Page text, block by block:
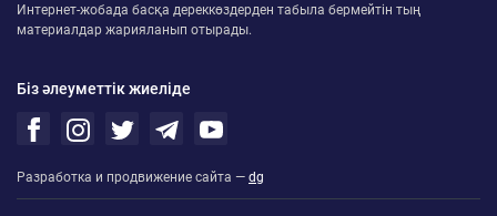
Интернет-жобада басқа дереккөздерден табыла бермейтін тың
материалдар жарияланып отырады.
Біз әлеуметтік жиеліде
Разработка и продвижение сайта — dg